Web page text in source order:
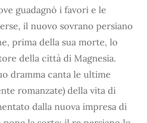
guadagnò i favori e le
il nuovo sovrano persiano
prima della sua morte, lo
della città di Magnesia.
dramma canta le ultime
romanzate) della vita di
dalla nuova impresa di